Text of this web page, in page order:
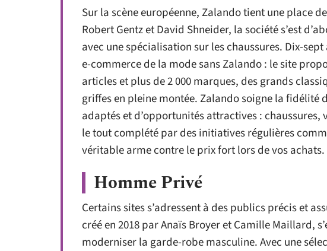
Sur la scène européenne, Zalando tient une place
Robert Gentz et David Shneider, la société s’est
avec une spécialisation sur les chaussures. Dix-
e-commerce de la mode sans Zalando : le site
articles et plus de 2 000 marques, des grands
griffes en pleine montée. Zalando soigne la fidélité
adaptés et d’opportunités attractives : chaussures,
le tout complété par des initiatives régulières
véritable arme contre le prix fort lors de vos achats.
Homme Privé
Certains sites s’adressent à des publics précis et
créé en 2018 par Anaïs Broyer et Camille Maillard,
moderniser la garde-robe masculine. Avec une